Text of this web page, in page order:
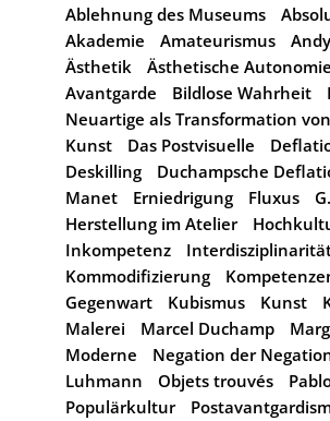
Ablehnung des Museums
Akademie
Amateurismus
Ästhetik
Ästhetische Autonomie
Avantgarde
Bildlose Wahrheit
Neuartige als Transformation
Kunst
Das Postvisuelle
Deskilling
Duchampsche
Manet
Erniedrigung Fluxus
Herstellung im Atelier
Inkompetenz
Kommodifizierung
Gegenwart
Kubismus Kunst
Malerei
Marcel Duchamp
Moderne
Negation der
Luhmann
Objets trouvés
Populärkultur